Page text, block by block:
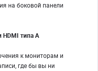
на боковой панели
типа A
к мониторам и
где бы вы ни